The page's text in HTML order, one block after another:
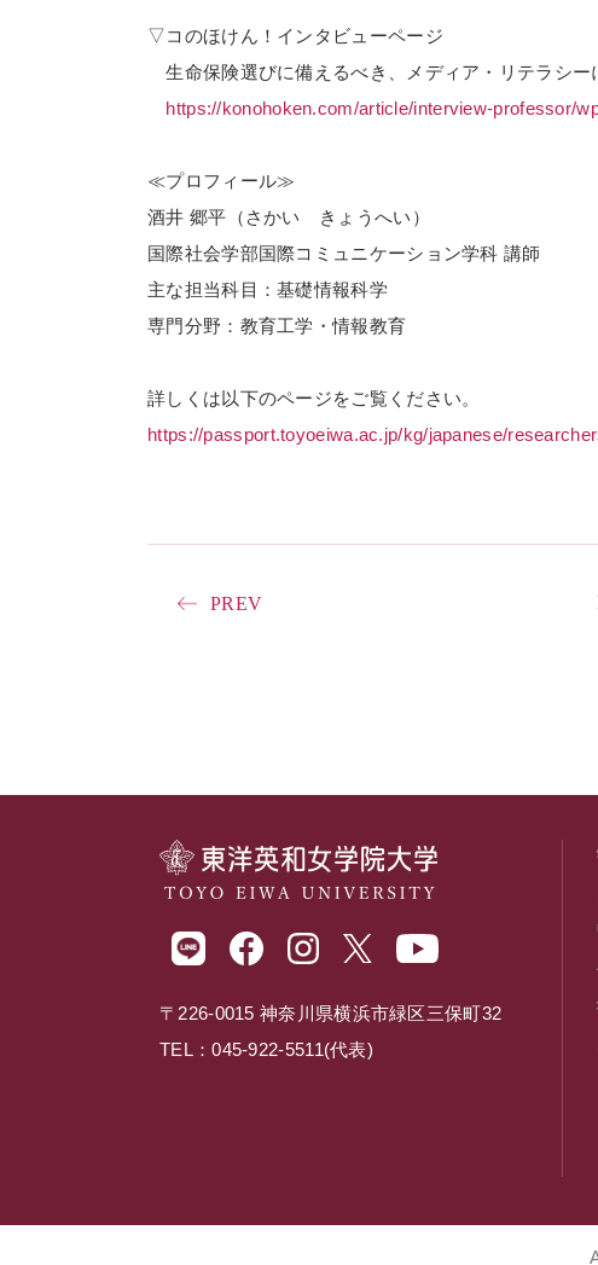
▽コのほけん！インタビューページ
生命保険選びに備えるべき、メディア・リテラシー
https://konohoken.com/article/interview-professor/
≪プロフィール≫
酒井 郷平（さかい きょうへい）
国際社会学部国際コミュニケーション学科 講師
主な担当科目：基礎情報科学
専門分野：教育工学・情報教育
詳しくは以下のページをご覧ください。
https://passport.toyoeiwa.ac.jp/kg/japanese/
PREV
〒226-0015 神奈川県横浜市緑区三保町32
TEL：045-922-5511(代表)